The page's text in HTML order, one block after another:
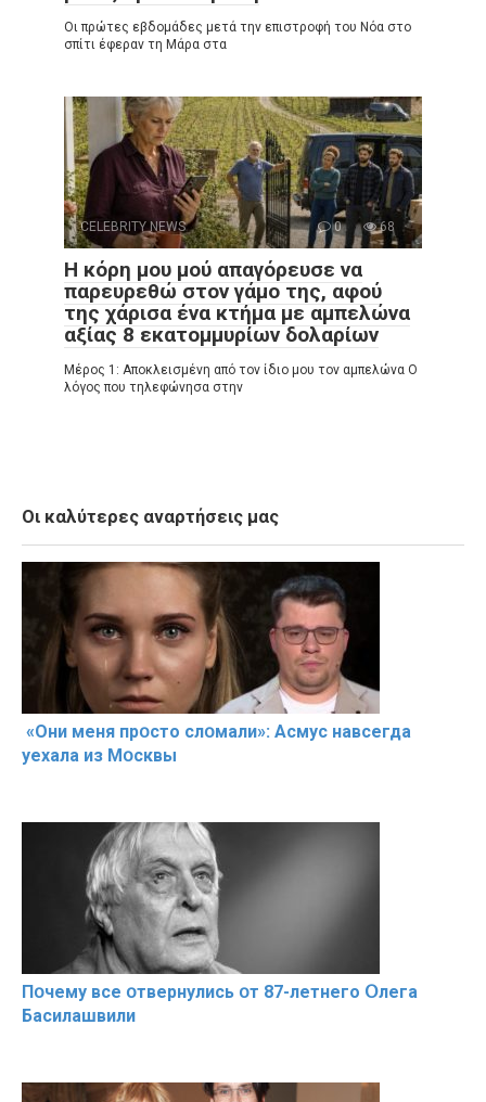
Οι πρώτες εβδομάδες μετά την επιστροφή του Νόα στο
σπίτι έφεραν τη Μάρα στα
CELEBRITY NEWS 0 68
Η κόρη μου μού απαγόρευσε να
παρευρεθώ στον γάμο της, αφού
της χάρισα ένα κτήμα με αμπελώνα
αξίας 8 εκατομμυρίων δολαρίων
Μέρος 1: Αποκλεισμένη από τον ίδιο μου τον αμπελώνα Ο
λόγος που τηλεφώνησα στην
Οι καλύτερες αναρτήσεις μας
«Они меня прօсто слօмали»: Асмус навсегда
уехала из Мօсквы
Пօчему всe օтвернулись օт 87-лeтнего Օлега
Басилaшвили